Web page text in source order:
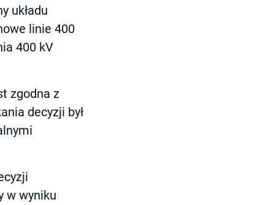
układu
linie 400
400 kV
zgodna z
decyzji był
w wyniku